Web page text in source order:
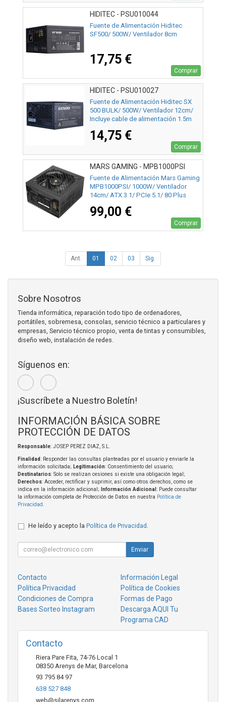
HIDITEC - PSU010044
Fuente de Alimentación Hiditec
SF500/ 500W/ Ventilador 8cm
17,75 €
Comprar
HIDITEC - PSU010027
Fuente de Alimentación Hiditec SX
500 BULK/ 500W/ Ventilador 12cm/
Incluye cable de alimentación 1.5m
14,75 €
Comprar
MARS GAMING - MPB1000PSI
Fuente de Alimentación Mars Gaming
MPB1000PSI/ 1000W/ Ventilador
14cm/ ATX 3.1/ PCIe 5.1/ 80 Plus
99,00 €
Comprar
Ant. 01 02 03 Sig.
Sobre Nosotros
Tienda informática, reparación todo tipo de ordenadores,
portátiles, sobremesa, consolas, servicio técnico a particulares y
empresas, Servicio técnico propio, venta de tintas y consumibles,
diseño web, instalación de redes.
Síguenos en:
¡Suscríbete a Nuestro Boletín!
INFORMACIÓN BÁSICA SOBRE
PROTECCIÓN DE DATOS
Responsable: JOSEP PEREZ DIAZ, S.L.
Finalidad: Responder las consultas planteadas por el usuario y enviarle la
información solicitada; Legitimación: Consentimiento del usuario;
Destinatarios: Solo se realizan cesiones si existe una obligación legal;
Derechos: Acceder, rectificar y suprimir, así como otros derechos, como se
indica en la información adicional;
Información Adicional : Puede consultar
la información completa de Protección de Datos en nuestra Política de
Privacidad
He leído y acepto la Política de Privacidad
Enviar
Contacto
Información Legal
Política Privacidad
Política de Cookies
Condiciones de Compra
Formas de Pago
Bases Sorteo Instagram
Descarga AQUI Tu
Programa CAD
Contacto
Riera Pare Fita, 74-76 Local 1
08350 Arenys de Mar, Barcelona
93 795 84 97
638 527 848
web@silarenys.com